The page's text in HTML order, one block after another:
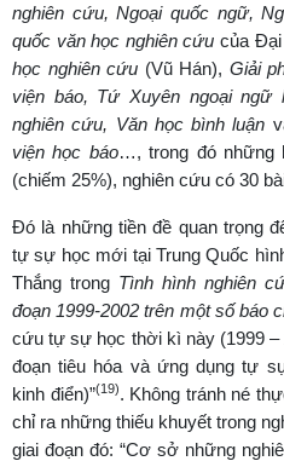
nghiên cứu, Ngoại quốc ngữ,
quốc văn học nghiên cứu của Đại
học nghiên cứu (Vũ Hán), Giải
viện báo, Tứ Xuyên ngoại ngữ
nghiên cứu, Văn học bình luận
viện học báo…, trong đó những
(chiếm 25%), nghiên cứu có 30
Đó là những tiền đề quan trọng
tự sự học mới tại Trung Quốc
Thắng trong Tình hình nghiên
đoạn 1999-2002 trên một số báo
cứu tự sự học thời kì này (1999 –
đoạn tiêu hóa và ứng dụng tự
kinh điển)”(19). Không tránh né
chỉ ra những thiếu khuyết trong
giai đoạn đó: “Cơ sở những